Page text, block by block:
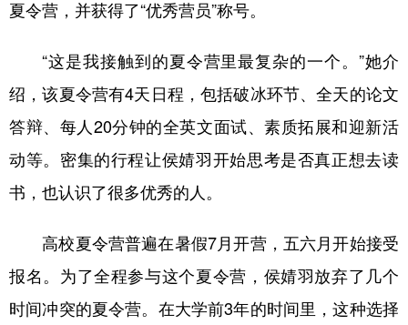
多语种频道
English Español Français عربى
Deutsch Português
夏令营，并获得了“优秀营员”称号。
“这是我接触到的夏令营里最复杂的一个。”她介
绍，该夏令营有4天日程，包括破冰环节、全天的论文
答辩、每人20分钟的全英文面试、素质拓展和迎新活
动等。密集的行程让侯婧羽开始思考是否真正想去读
书，也认识了很多优秀的人。
高校夏令营普遍在暑假7月开营，五六月开始接受
报名。为了全程参与这个夏令营，侯婧羽放弃了几个
时间冲突的夏令营。在大学前3年的时间里，这种选择